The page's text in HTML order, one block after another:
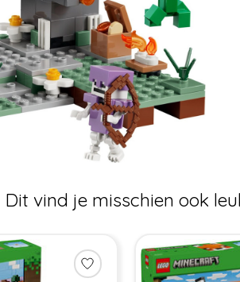
Dit vind je misschien ook